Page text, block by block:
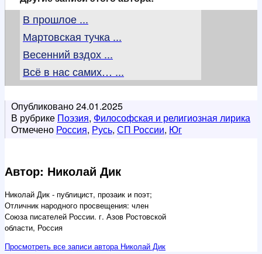
В прошлое ...
Мартовская тучка ...
Весенний вздох ...
Всё в нас самих… ...
Опубликовано24.01.2025
В рубрике Поэзия, Философская и религиозная лирика
Отмечено Россия, Русь, СП России, Юг
Автор: Николай Дик
Николай Дик - публицист, прозаик и поэт;
Отличник народного просвещения: член
Союза писателей России. г. Азов Ростовской
области, Россия
Просмотреть все записи автора Николай Дик